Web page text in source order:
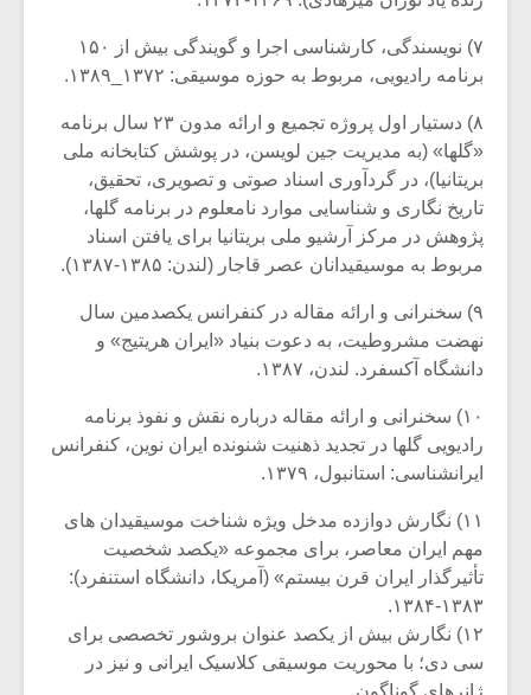
۷) نویسندگی، کارشناسی اجرا و گویندگی بیش از ۱۵۰
برنامه رادیویی، مربوط به حوزه موسیقی: ۱۳۷۲_۱۳۸۹.
۸) دستیار اول پروژه تجمیع و ارائه مدون ۲۳ سال برنامه
«گلها» (به مدیریت جین لویسن، در پوشش کتابخانه ملی
بریتانیا)، در گردآوری اسناد صوتی و تصویری، تحقیق،
تاریخ نگاری و شناسایی موارد نامعلوم در برنامه گلها،
پژوهش در مرکز آرشیو ملی بریتانیا برای یافتن اسناد
مربوط به موسیقیدانان عصر قاجار (لندن: ۱۳۸۵-۱۳۸۷).
۹) سخنرانی و ارائه مقاله در کنفرانس یکصدمین سال
نهضت مشروطیت، به دعوت بنیاد «ایران هریتیج» و
دانشگاه آکسفرد. لندن، ۱۳۸۷.
۱۰) سخنرانی و ارائه مقاله درباره نقش و نفوذ برنامه
رادیویی گلها در تجدید ذهنیت شنونده ایران نوین، کنفرانس
ایرانشناسی: استانبول، ۱۳۷۹.
۱۱) نگارش دوازده مدخل ویژه شناخت موسیقیدان های
مهم ایران معاصر، برای مجموعه «یکصد شخصیت
تأثیرگذار ایران قرن بیستم» (آمریکا، دانشگاه استنفرد):
۱۳۸۳-۱۳۸۴.
۱۲) نگارش بیش از یکصد عنوان بروشور تخصصی برای
سی دی؛ با محوریت موسیقی کلاسیک ایرانی و نیز در